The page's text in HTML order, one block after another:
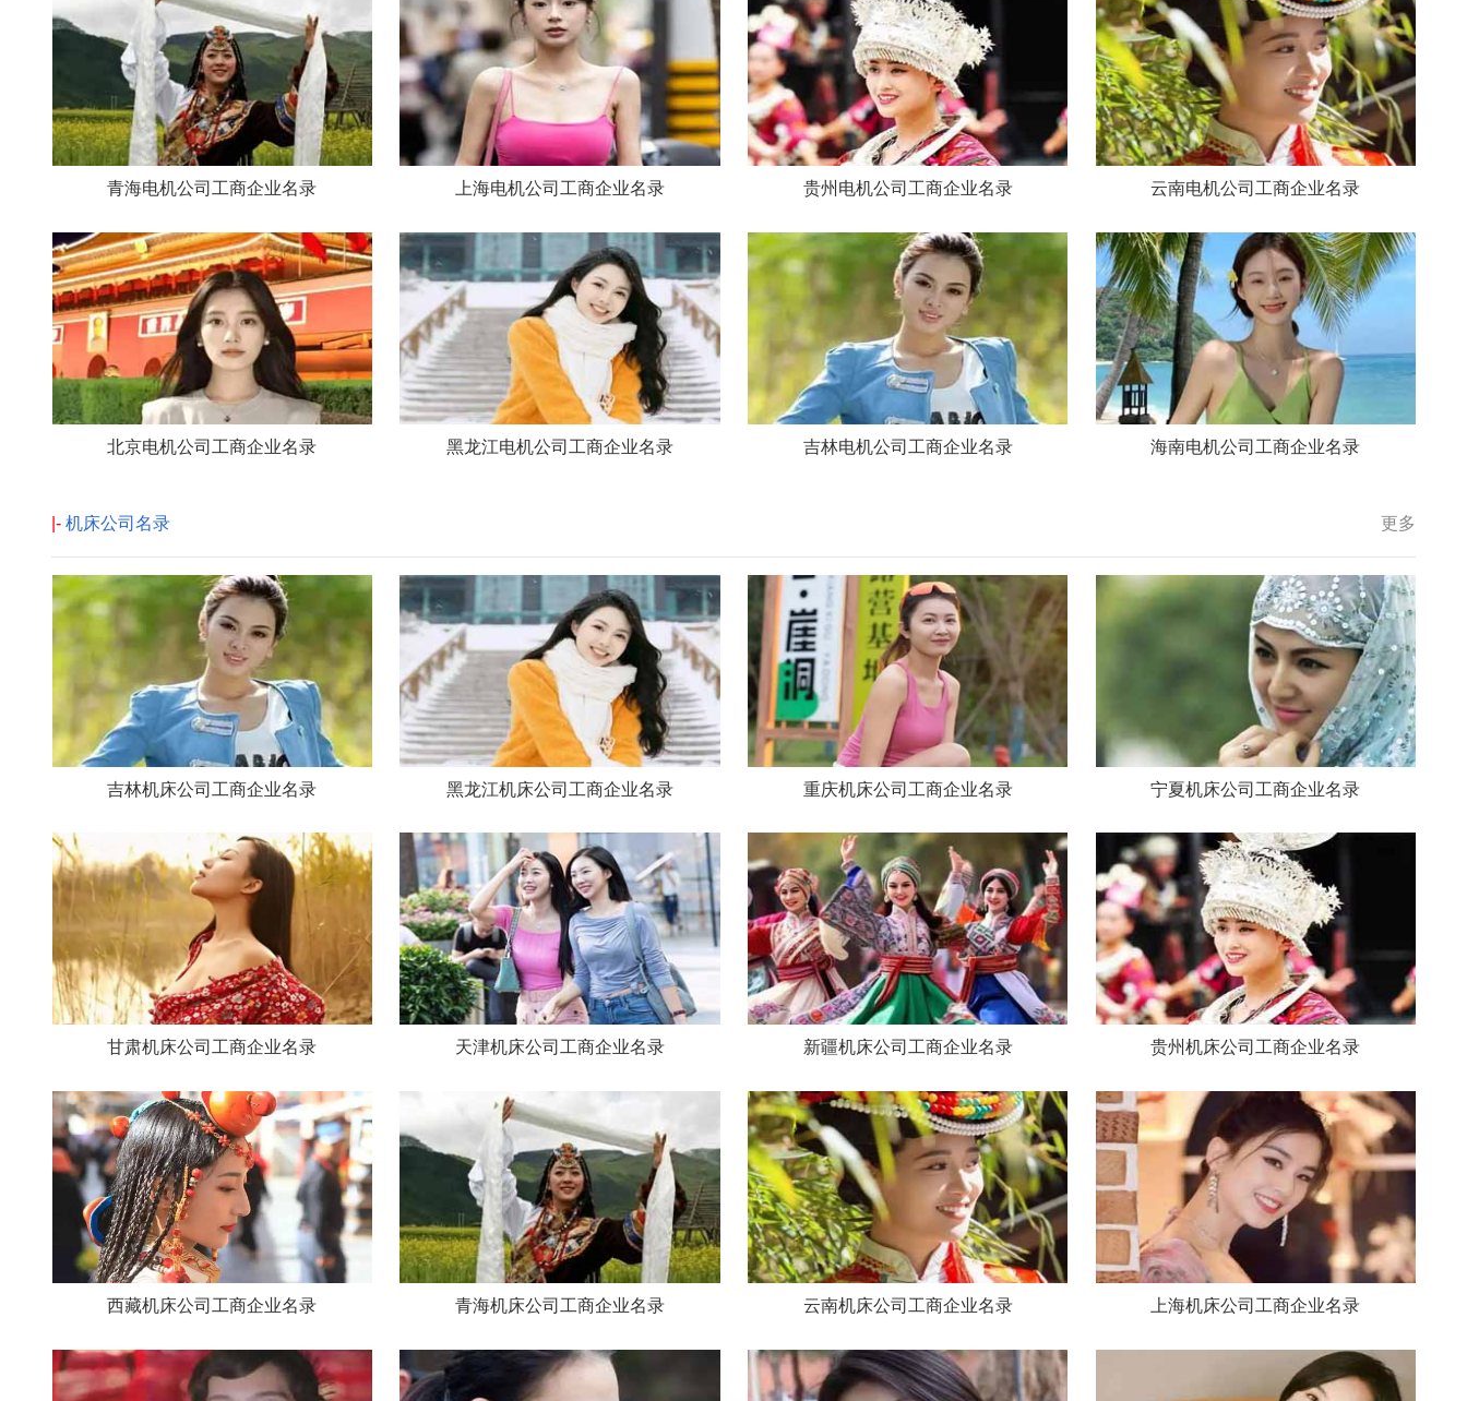
青海电机公司工商企业名录 上海电机公司工商企业名录 贵州电机公司工商企业名录 云南电机公司工商企业名录
北京电机公司工商企业名录 黑龙江电机公司工商企业名录 吉林电机公司工商企业名录 海南电机公司工商企业名录
更多
|- 机床公司名录
吉林机床公司工商企业名录 黑龙江机床公司工商企业名录 重庆机床公司工商企业名录 宁夏机床公司工商企业名录
甘肃机床公司工商企业名录 天津机床公司工商企业名录 新疆机床公司工商企业名录 贵州机床公司工商企业名录
西藏机床公司工商企业名录 青海机床公司工商企业名录 云南机床公司工商企业名录 上海机床公司工商企业名录